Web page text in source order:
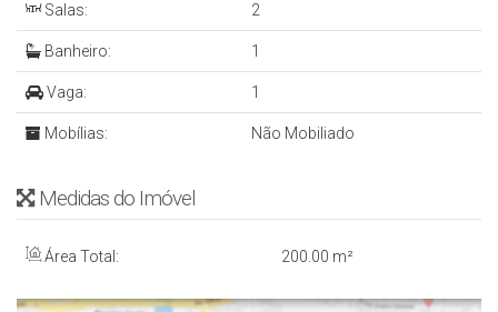
- 1 banheiro
(Rendas usadas para a simulação os valores
variam de acordo com os dados de cada pessoa,
Mais informações: Inbox, Whatsapp ou Email
Denis Alexandre - Negócios Imobiliários
Salas: 2
Banheiro: 1
Vaga: 1
Mobílias: Não Mobiliado
Medidas do Imóvel
Área Total: 200 .00 m²